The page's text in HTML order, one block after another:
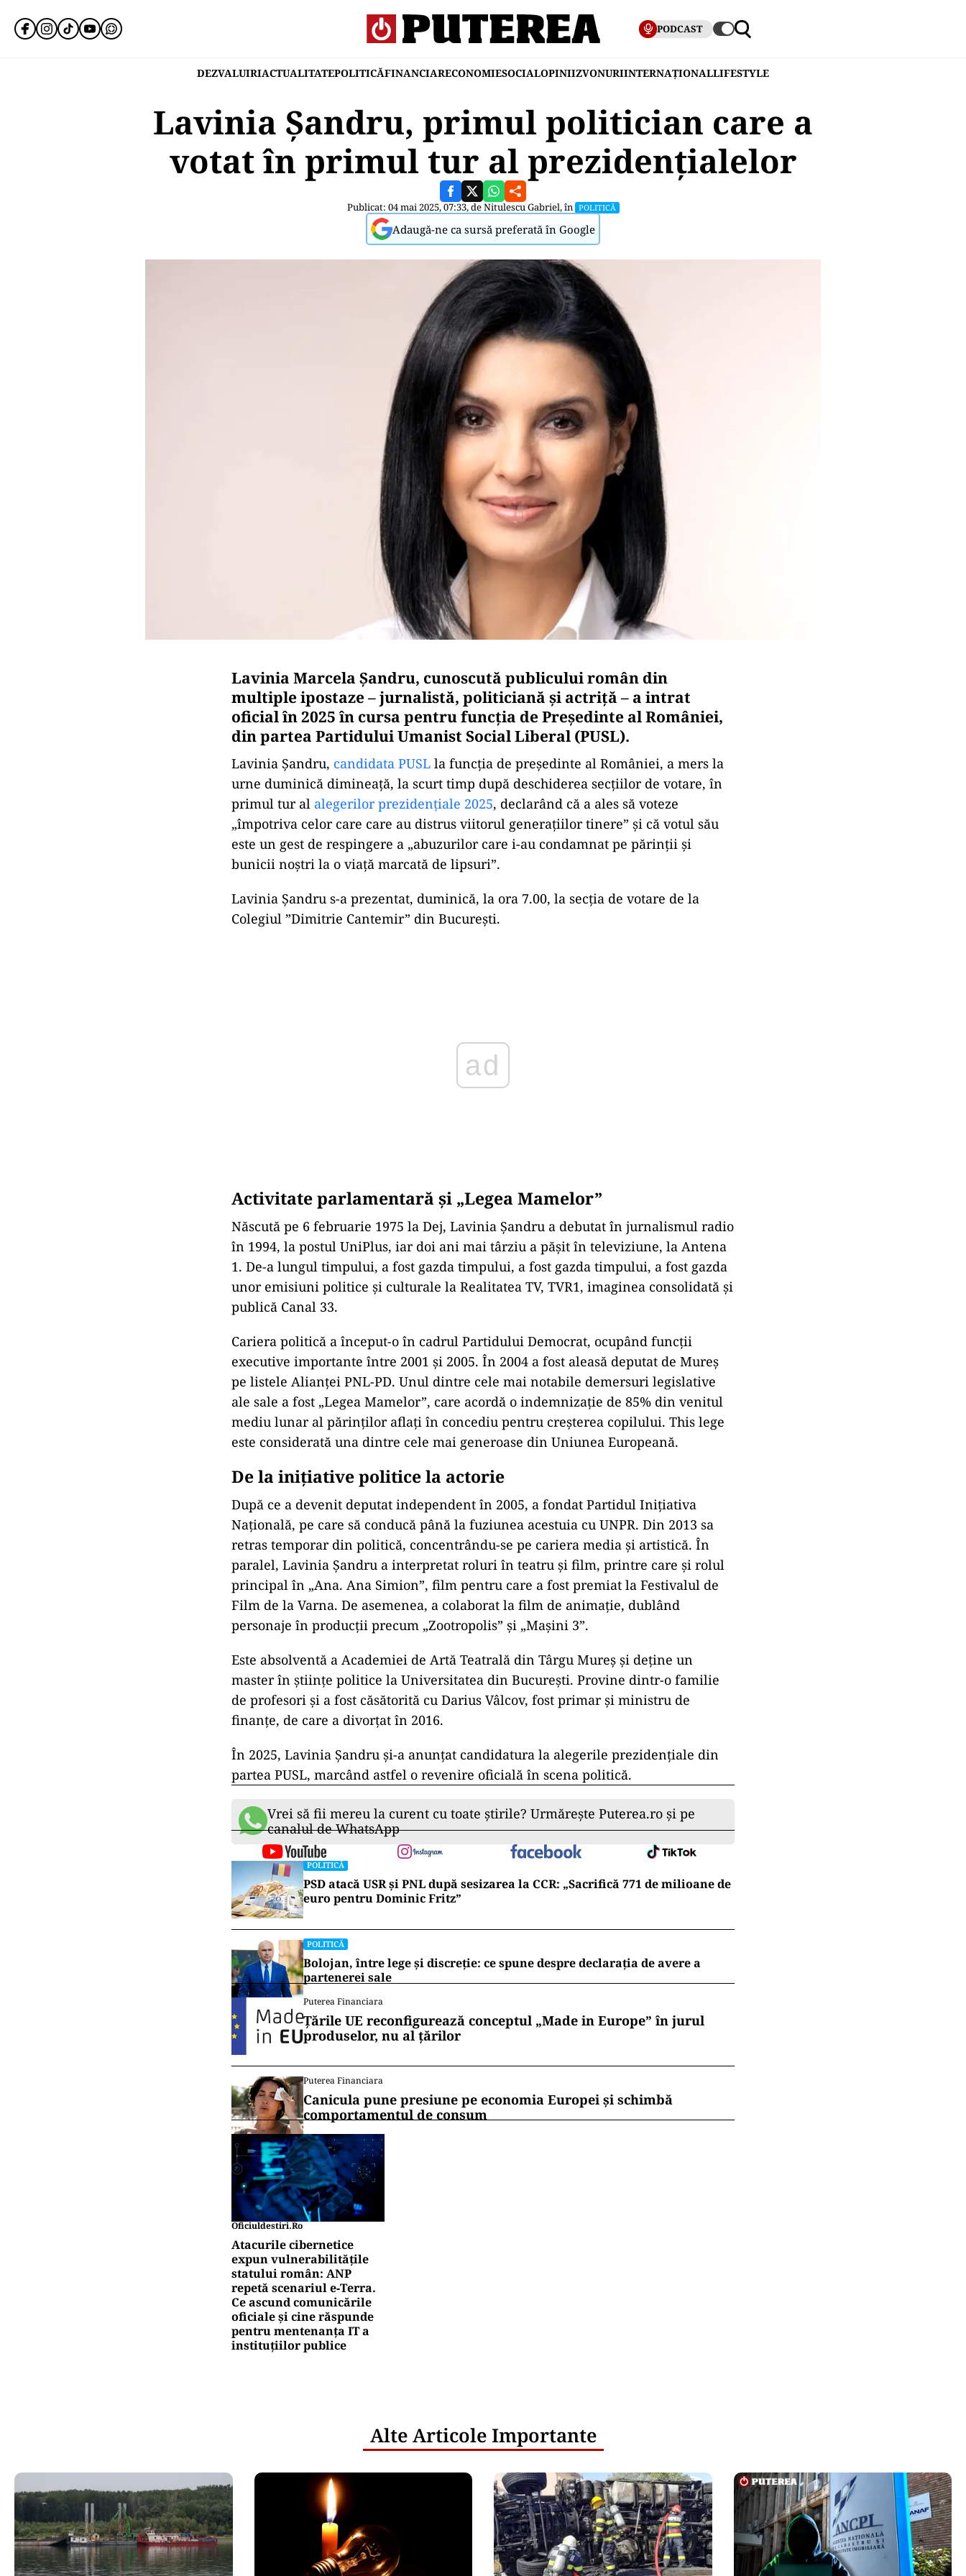
PODCAST
DEZVALUIRIACTUALITATEPOLITICĂFINANCIARECONOMIESOCIALOPINIIZVONURIINTERNAȚIONALLIFESTYLE
Lavinia Șandru, primul politician care a
votat în primul tur al prezidențialelor
Publicat: 04 mai 2025, 07:33, deNitulescu Gabriel, în POLITICĂ
Adaugă-ne ca sursă preferată în Google
Lavinia Marcela Șandru, cunoscută publicului român din
multiple ipostaze – jurnalistă, politiciană și actriță – a intrat
oficial în 2025 în cursa pentru funcția de Președinte al României,
din partea Partidului Umanist Social Liberal (PUSL).
Lavinia Șandru, candidata PUSL la funcția de președinte al României, a mers la
urne duminică dimineață, la scurt timp după deschiderea secțiilor de votare, în
primul tur al alegerilor prezidențiale 2025, declarând că a ales să voteze
„împotriva celor care care au distrus viitorul generațiilor tinere” și că votul său
este un gest de respingere a „abuzurilor care i-au condamnat pe părinții și
bunicii noștri la o viață marcată de lipsuri”.
Lavinia Şandru s-a prezentat, duminică, la ora 7.00, la secţia de votare de la
Colegiul ”Dimitrie Cantemir” din Bucureşti.
ad
Activitate parlamentară și „Legea Mamelor”
Născută pe 6 februarie 1975 la Dej, Lavinia Șandru a debutat în jurnalismul radio
în 1994, la postul UniPlus, iar doi ani mai târziu a pășit în televiziune, la Antena
1. De-a lungul timpului, a fost gazda timpului, a fost gazda timpului, a fost gazda
unor emisiuni politice și culturale la Realitatea TV, TVR1, imaginea consolidată și
publică Canal 33.
Cariera politică a început-o în cadrul Partidului Democrat, ocupând funcții
executive importante între 2001 și 2005. În 2004 a fost aleasă deputat de Mureș
pe listele Alianței PNL-PD. Unul dintre cele mai notabile demersuri legislative
ale sale a fost „Legea Mamelor”, care acordă o indemnizație de 85% din venitul
mediu lunar al părinților aflați în concediu pentru creșterea copilului. This lege
este considerată una dintre cele mai generoase din Uniunea Europeană.
De la inițiative politice la actorie
După ce a devenit deputat independent în 2005, a fondat Partidul Inițiativa
Națională, pe care să conducă până la fuziunea acestuia cu UNPR. Din 2013 sa
retras temporar din politică, concentrându-se pe cariera media și artistică. În
paralel, Lavinia Șandru a interpretat roluri în teatru și film, printre care și rolul
principal în „Ana. Ana Simion”, film pentru care a fost premiat la Festivalul de
Film de la Varna. De asemenea, a colaborat la film de animație, dublând
personaje în producții precum „Zootropolis” și „Mașini 3”.
Este absolventă a Academiei de Artă Teatrală din Târgu Mureș și deține un
master în științe politice la Universitatea din București. Provine dintr-o familie
de profesori și a fost căsătorită cu Darius Vâlcov, fost primar și ministru de
finanțe, de care a divorțat în 2016.
În 2025, Lavinia Șandru și-a anunțat candidatura la alegerile prezidențiale din
partea PUSL, marcând astfel o revenire oficială în scena politică.
Vrei să fii mereu la curent cu toate știrile? Urmărește Puterea.ro și pe
canalul de WhatsApp
POLITICĂ
PSD atacă USR și PNL după sesizarea la CCR: „Sacrifică 771 de milioane de
euro pentru Dominic Fritz”
POLITICĂ
Bolojan, între lege și discreție: ce spune despre declarația de avere a
partenerei sale
Puterea Financiara
Țările UE reconfigurează conceptul „Made in Europe” în jurul
produselor, nu al țărilor
Puterea Financiara
Canicula pune presiune pe economia Europei și schimbă
comportamentul de consum
Oficiuldestiri.ro
Atacurile cibernetice
expun vulnerabilitățile
statului român: ANP
repetă scenariul e‑Terra.
Ce ascund comunicările
oficiale și cine răspunde
pentru mentenanța IT a
instituțiilor publice
Alte Articole Importante